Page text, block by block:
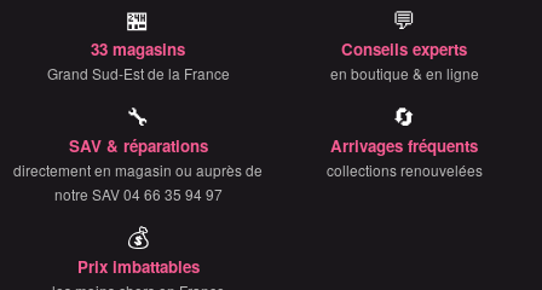
🏪
33 magasins
Grand Sud-Est de la France
💬
Conseils experts
en boutique & en ligne
🔧
SAV & réparations
directement en magasin ou auprès de
notre SAV 04 66 35 94 97
🔄
Arrivages fréquents
collections renouvelées
💰
Prix imbattables